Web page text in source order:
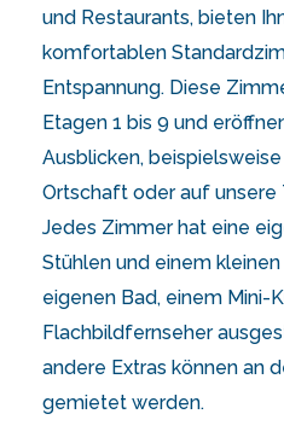
und Restaurants, bieten
komfortablen
Entspannung. Diese
Etagen 1 bis 9 und
Ausblicken,
Ortschaft oder auf unsere
Jedes Zimmer hat eine
Stühlen und einem
eigenen Bad, einem Mini-
Flachbildfernseher
andere Extras können an
gemietet werden.